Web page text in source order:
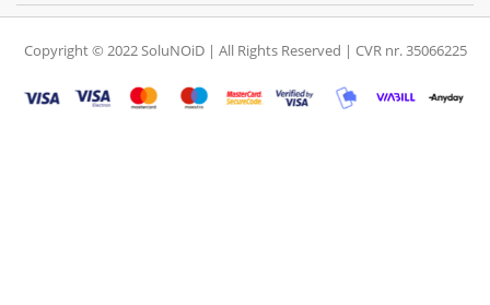
Copyright © 2022 SoluNOiD | All Rights Reserved | CVR nr. 35066225